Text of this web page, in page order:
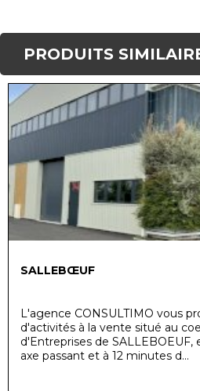
PRODUITS
SALLEBŒUF
L'agence CONSULTIMO vous
d'activités à la vente situé au
d'Entreprises de
axe passant et à 12 minutes d...